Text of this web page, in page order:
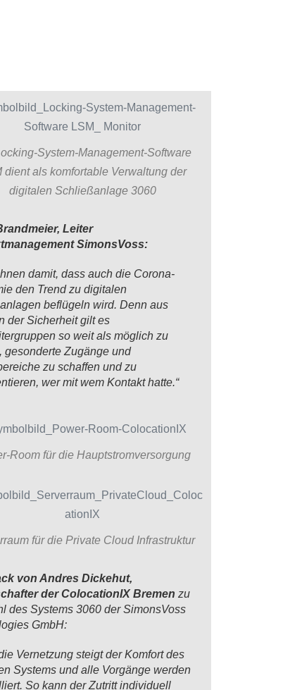
System-Management-Software
dient als komfortable Verwaltung der
digitalen Schließanlage 3060
Leiter
SimonsVoss:
damit, dass auch die Corona-
den Trend zu digitalen
beflügeln wird. Denn aus
der Sicherheit gilt es
so weit als möglich zu
gesonderte Zugänge und
zu schaffen und zu
wer mit wem Kontakt hatte.“
Room für die Hauptstromversorgung
für die Private Cloud Infrastruktur
von Andres Dickehut,
der ColocationIX Bremen zu
des Systems 3060 der SimonsVoss
GmbH:
Vernetzung steigt der Komfort des
Systems und alle Vorgänge werden
So kann der Zutritt individuell